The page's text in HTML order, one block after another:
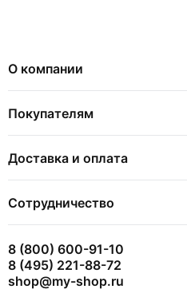
О компании
Покупателям
Доставка и оплата
Сотрудничество
8 (800) 600-91-10
8 (495) 221-88-72
shop@my-shop.ru